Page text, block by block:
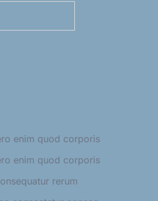
enim quod corporis
enim quod corporis
rerum